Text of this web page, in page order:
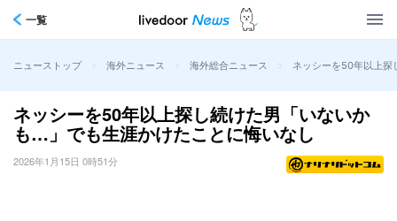
一覧
ニューストップ > 海外ニュース > 海外総合ニュース > ネッシーを50年以上探
ネッシーを50年以上探し続けた男「いないか
も…」でも生涯かけたことに悔いなし
2026年1月15日 0時51分